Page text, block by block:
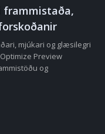
frammistaða,
mjúkari og glæsilegri
Preview
og